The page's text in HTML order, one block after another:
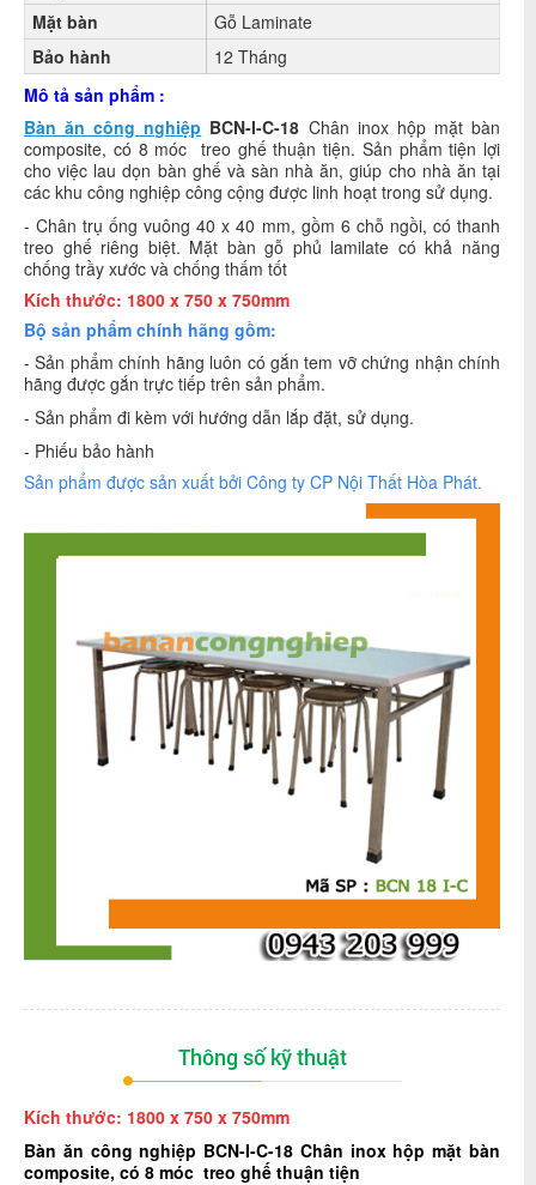
Mặt bàn
Gỗ Laminate
Bảo hành
12 Tháng
Mô tả sản phẩm :
Bàn ăn công nghiệp BCN-I-C-18 Chân inox hộp mặt bàn
composite, có 8 móc treo ghế thuận tiện. Sản phẩm tiện lợi
cho việc lau dọn bàn ghế và sàn nhà ăn, giúp cho nhà ăn tại
các khu công nghiệp công cộng được linh hoạt trong sử dụng.
- Chân trụ ống vuông 40 x 40 mm, gồm 6 chỗ ngồi, có thanh
treo ghế riêng biệt. Mặt bàn gỗ phủ lamilate có khả năng
chống trầy xước và chống thấm tốt
Kích thước: 1800 x 750 x 750mm
Bộ sản phẩm chính hãng gồm:
- Sản phẩm chính hãng luôn có gắn tem vỡ chứng nhận chính
hãng được gắn trực tiếp trên sản phẩm.
- Sản phẩm đi kèm với hướng dẫn lắp đặt, sử dụng.
- Phiếu bảo hành
Sản phẩm được sản xuất bởi Công ty CP Nội Thất Hòa Phát.
Thông số kỹ thuật
Kích thước: 1800 x 750 x 750mm
Bàn ăn công nghiệp BCN-I-C-18 Chân inox hộp mặt bàn
composite, có 8 móc treo ghế thuận tiện